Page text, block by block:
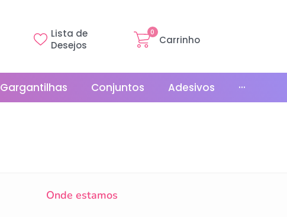
Lista de
Desejos
Carrinho
0
Gargantilhas Conjuntos Adesivos ···
Onde estamos